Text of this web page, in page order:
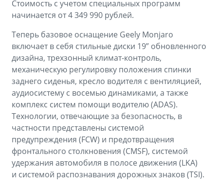
Стоимость с учетом специальных программ
начинается от 4 349 990 рублей.
Теперь базовое оснащение Geely Monjaro
включает в себя стильные диски 19” обновленного
дизайна, трехзонный климат-контроль,
механическую регулировку положения спинки
заднего сиденья, кресло водителя с вентиляцией,
аудиосистему с восемью динамиками, а также
комплекс систем помощи водителю (ADAS).
Технологии, отвечающие за безопасность, в
частности представлены системой
предупреждения (FCW) и предотвращения
фронтального столкновения (CMSF), системой
удержания автомобиля в полосе движения (LKA)
и системой распознавания дорожных знаков (TSI).